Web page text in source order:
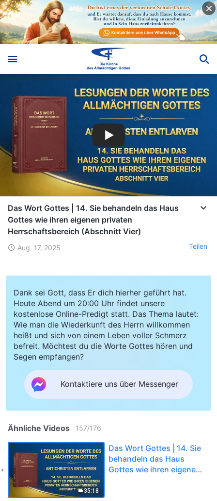
Das Wort Gottes | 14. Sie behandeln das Haus
Gottes wie ihren eigenen privaten
Herrschaftsbereich (Abschnitt Vier)
Aug. 17, 2025 Teilen
Dank sei Gott, dass Er dich hierher geführt hat.
Heute Abend um 20:00 Uhr findet unsere
kostenlose Online-Predigt statt. Das Thema lautet:
Wie man die Wiederkunft des Herrn willkommen
heißt und sich von einem Leben voller Schmerz
befreit. Möchtest du die Worte Gottes hören und
Segen empfangen?
Kontaktiere uns über Messenger
Ähnliche Videos 157/176
35:18
Das Wort Gottes | 14. Sie
behandeln das Haus
Gottes wie ihren eigenen